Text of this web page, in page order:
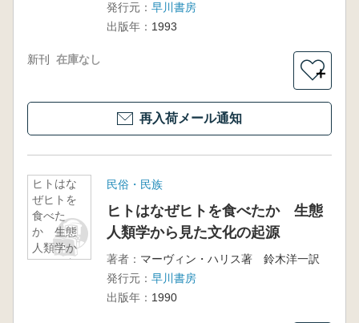
発行元： 早川書房
出版年： 1993
新刊 在庫なし
＋
再入荷メール通知
ヒトはな
ぜヒトを
食べた
か 生態
人類学か
ら見た文
民俗・民族
ヒトはなぜヒトを食べたか 生態
人類学から見た文化の起源
著者： マーヴィン・ハリス著 鈴木洋一訳
発行元： 早川書房
出版年： 1990